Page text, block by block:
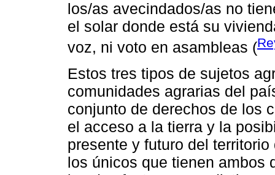
los/as avecindados/as no
el solar donde está su
voz, ni voto en asambleas (
Estos tres tipos de sujetos
comunidades agrarias del
conjunto de derechos de los
el acceso a la tierra y la
presente y futuro del
los únicos que tienen ambos